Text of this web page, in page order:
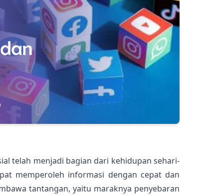
telah menjadi bagian dari kehidupan sehari-
memperoleh informasi dengan cepat dan
tantangan, yaitu maraknya penyebaran